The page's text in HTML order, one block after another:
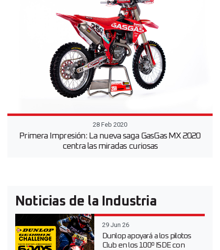
28 Feb 2020
Primera Impresión: La nueva saga GasGas MX 2020
centra las miradas curiosas
Noticias de la Industria
29 Jun 26
Dunlop apoyará a los pilotos
Club en los 100º ISDE con